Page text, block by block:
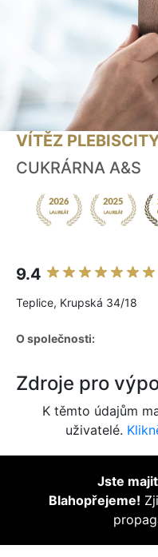
VÍTĚZ
CUKRÁRNA A&S
9.4
Teplice, Krupská 34/18
O společnosti:
Zdroje pro
K těmto údajům
uživatelé.
Jste
Blahopřejeme!